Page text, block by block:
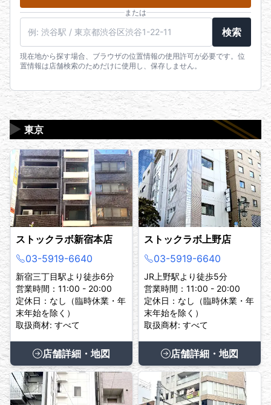
または
検索
現在地から探す場合、ブラウザの位置情報の使用許可が必要です。位
置情報は店舗検索のためだけに使用し、保存しません。
東京
▶
ストックラボ新宿本店
03-5919-6640
新宿三丁目駅より徒歩6分
営業時間：11:00 - 20:00
定休日：なし（臨時休業・年
末年始を除く）
取扱商材: すべて
店舗詳細・地図
ストックラボ上野店
03-5919-6640
JR上野駅より徒歩5分
営業時間：11:00 - 20:00
定休日：なし（臨時休業・年
末年始を除く）
取扱商材: すべて
店舗詳細・地図